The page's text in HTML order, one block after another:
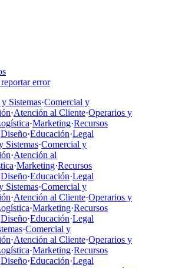
error
Sistemas·Comercial y
·Atención al Cliente·Operarios y
·Marketing·Recursos
Diseño·Educación·Legal
Sistemas·Comercial y
·Atención al
·Marketing·Recursos
Diseño·Educación·Legal
Sistemas·Comercial y
·Atención al Cliente·Operarios y
·Marketing·Recursos
Diseño·Educación·Legal
·Comercial y
·Atención al Cliente·Operarios y
·Marketing·Recursos
Diseño·Educación·Legal